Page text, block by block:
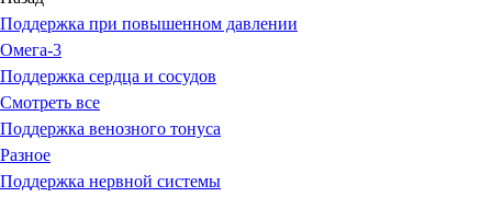
Поддержка при повышенном давлении
Омега-3
Поддержка сердца и сосудов
Смотреть все
Поддержка венозного тонуса
Разное
Поддержка нервной системы